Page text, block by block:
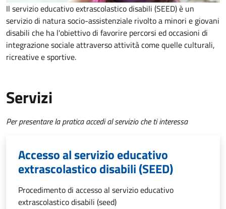
Il servizio educativo extrascolastico disabili (SEED) è un
servizio di natura socio-assistenziale rivolto a minori e giovani
disabili che ha l'obiettivo di favorire percorsi ed occasioni di
integrazione sociale attraverso attività come quelle culturali,
ricreative e sportive.
Servizi
Per presentare la pratica accedi al servizio che ti interessa
Accesso al servizio educativo
extrascolastico disabili (SEED)
Procedimento di accesso al servizio educativo
extrascolastico disabili (seed)